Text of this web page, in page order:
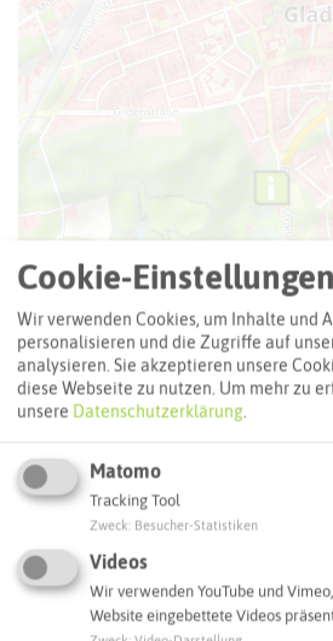
Adresse:
Freibad Gladbeck
Schützenstraße 120
Cookie-Einstellungen
Wir verwenden Cookies, um Inhalte und
personalisieren und die Zugriffe auf
analysieren. Sie akzeptieren unsere
diese Webseite zu nutzen. Um mehr zu
unsere Datenschutzerklärung.
Matomo
Tracking Tool
Zweck Besucher-Statistiken
Videos
Wir verwenden YouTube und
Website eingebettete Videos